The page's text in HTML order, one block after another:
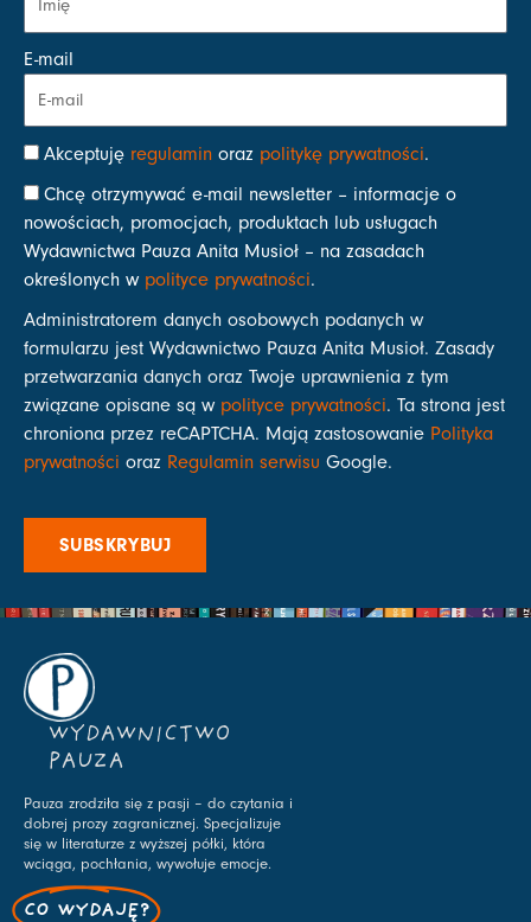
E-mail
Akceptuję regulamin oraz politykę prywatności.
Chcę otrzymywać e-mail newsletter – informacje o
nowościach, promocjach, produktach lub usługach
Wydawnictwa Pauza Anita Musioł – na zasadach
określonych w polityce prywatności.
Administratorem danych osobowych podanych w
formularzu jest Wydawnictwo Pauza Anita Musioł. Zasady
przetwarzania danych oraz Twoje uprawnienia z tym
związane opisane są w polityce prywatności. Ta strona jest
chroniona przez reCAPTCHA. Mają zastosowanie Polityka
prywatności oraz Regulamin serwisu Google.
SUBSKRYBUJ
WYDAWNICTWO
PAUZA
Pauza zrodziła się z pasji – do czytania i
dobrej prozy zagranicznej. Specjalizuje
się w literaturze z wyższej półki, która
wciąga, pochłania, wywołuje emocje.
CO WYDAJĘ?